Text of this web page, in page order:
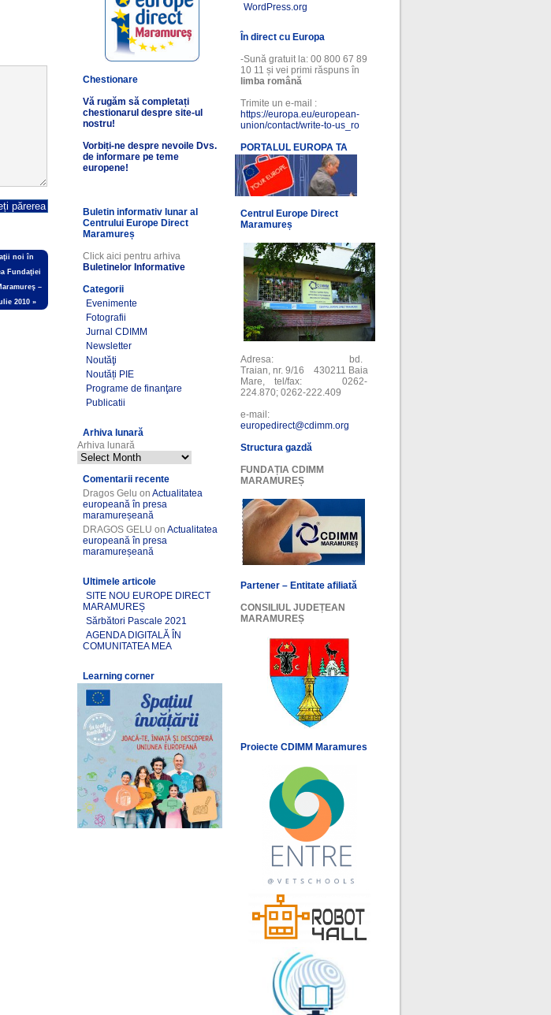
noi în
Fundaţiei
–
2010 »
Chestionare
Vă rugăm să completați
chestionarul despre site-ul
nostru!
Vorbiți-ne despre nevoile Dvs.
de informare pe teme
europene!
Buletin informativ lunar al
Centrului Europe Direct
Maramureș
Click aici pentru arhiva
Buletinelor Informative
Categorii
Evenimente
Fotografii
Jurnal CDIMM
Newsletter
Noutăţi
Noutăți PIE
Programe de finanţare
Publicatii
Arhiva lunară
Arhiva lunară
Comentarii recente
Dragos Gelu onActualitatea
europeană în presa
maramureșeană
DRAGOS GELU onActualitatea
europeană în presa
maramureșeană
Ultimele articole
SITE NOU EUROPE DIRECT
MARAMUREȘ
Sărbători Pascale 2021
AGENDA DIGITALĂ ÎN
COMUNITATEA MEA
Learning corner
WordPress.org
În direct cu Europa
-Sună gratuit la: 00 800 67 89
10 11 și vei primi răspuns în
limba română
Trimite un e-mail :
https://europa.eu/european-
union/contact/write-to-us_ro
PORTALUL EUROPA TA
Centrul Europe Direct
Maramureș
Adresa: bd.
Traian, nr. 9/16 430211 Baia
Mare, tel/fax: 0262-
224.870; 0262-222.409
e-mail:
europedirect@cdimm.org
Structura gazdă
FUNDAȚIA CDIMM
MARAMUREȘ
Partener – Entitate afiliată
CONSILIUL JUDEȚEAN
MARAMUREȘ
Proiecte CDIMM Maramures